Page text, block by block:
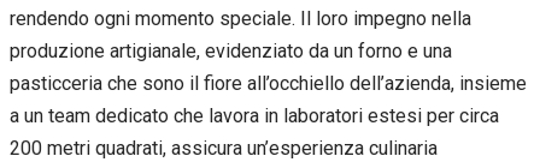
rendendo ogni momento speciale. Il loro impegno nella
produzione artigianale, evidenziato da un forno e una
pasticceria che sono il fiore all’occhiello dell’azienda, insieme
a un team dedicato che lavora in laboratori estesi per circa
200 metri quadrati, assicura un’esperienza culinaria